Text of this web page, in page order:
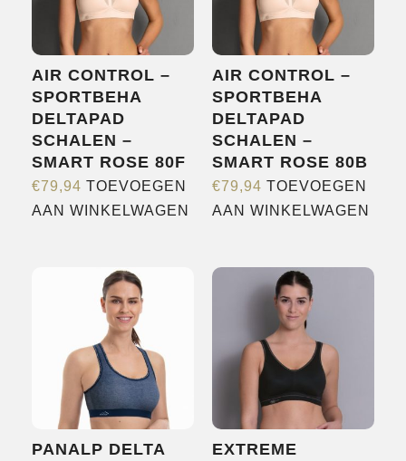
AIR CONTROL –
SPORTBEHA
DELTAPAD
SCHALEN –
SMART ROSE 80F
€79,94 TOEVOEGEN
AAN WINKELWAGEN
AIR CONTROL –
SPORTBEHA
DELTAPAD
SCHALEN –
SMART ROSE 80B
€79,94 TOEVOEGEN
AAN WINKELWAGEN
PANALP DELTA
EXTREME